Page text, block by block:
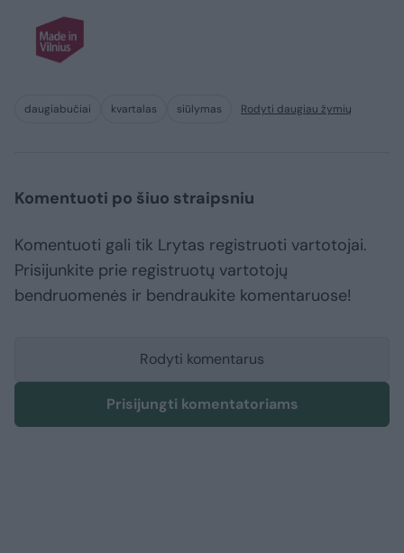
daugiabučiai kvartalas siūlymas Rodyti daugiau žymių
Komentuoti po šiuo straipsniu
Komentuoti gali tik Lrytas registruoti vartotojai.
Prisijunkite prie registruotų vartotojų
bendruomenės ir bendraukite komentaruose!
Rodyti komentarus
Prisijungti komentatoriams